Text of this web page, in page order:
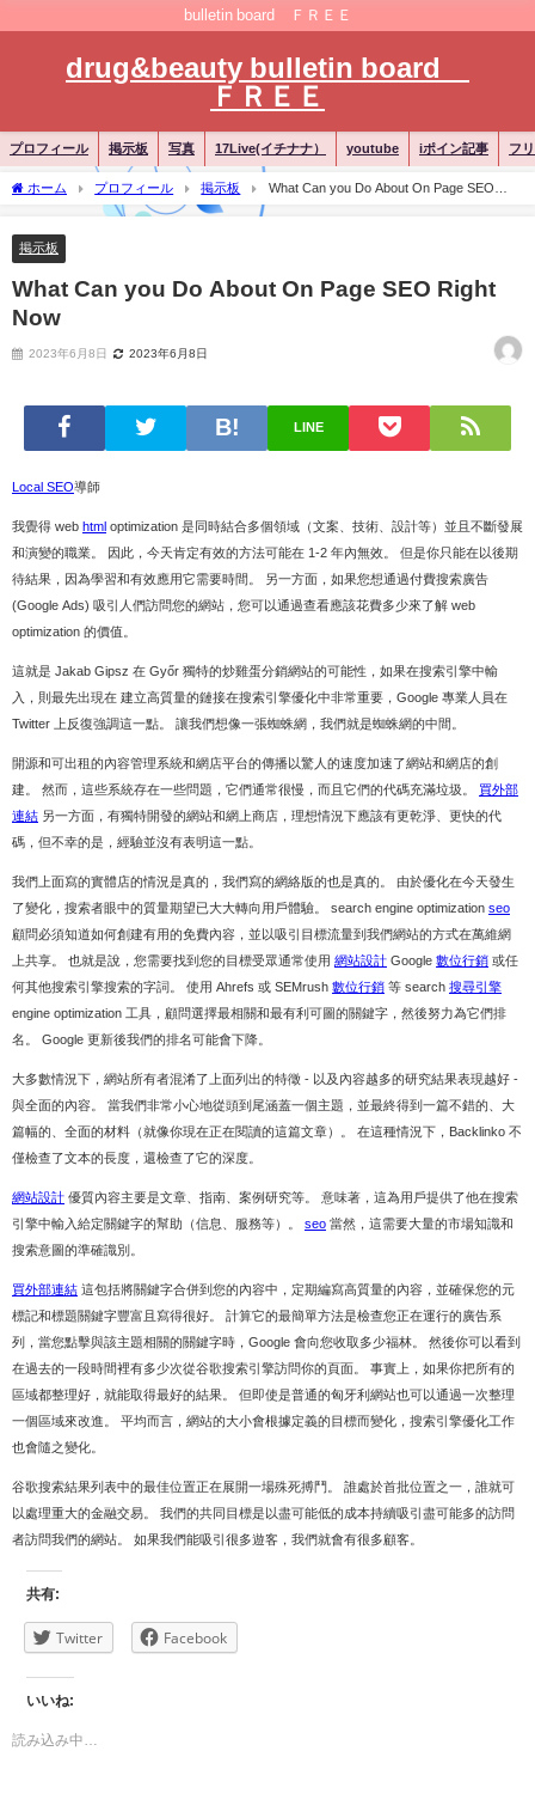
bulletin board ＦＲＥＥ
drug&beauty bulletin board
ＦＲＥＥ
プロフィール 掲示板 写真 17Live(イチナナ） youtube iポイン記事 フ
ホーム プロフィール 掲示板
What Can you Do About On Page SEO
掲示板
What Can you Do About On Page SEO Right
Now
2023年6月8日 2023年6月8日
LINE
Local SEO導師
我覺得 web html optimization 是同時結合多個領域（文案、技術、設計等）並且不斷發展
和演變的職業。 因此，今天肯定有效的方法可能在 1-2 年內無效。 但是你只能在以後期
待結果，因為學習和有效應用它需要時間。 另一方面，如果您想通過付費搜索廣告
(Google Ads) 吸引人們訪問您的網站，您可以通過查看應該花費多少來了解 web
optimization 的價值。
這就是 Jakab Gipsz 在 Győr 獨特的炒雞蛋分銷網站的可能性，如果在搜索引擎中輸
入，則最先出現在 建立高質量的鏈接在搜索引擎優化中非常重要，Google 專業人員在
Twitter 上反復強調這一點。 讓我們想像一張蜘蛛網，我們就是蜘蛛網的中間。
開源和可出租的內容管理系統和網店平台的傳播以驚人的速度加速了網站和網店的創
建。 然而，這些系統存在一些問題，它們通常很慢，而且它們的代碼充滿垃圾。 買外部
連結 另一方面，有獨特開發的網站和網上商店，理想情況下應該有更乾淨、更快的代
碼，但不幸的是，經驗並沒有表明這一點。
我們上面寫的實體店的情況是真的，我們寫的網絡版的也是真的。 由於優化在今天發生
了變化，搜索者眼中的質量期望已大大轉向用戶體驗。 search engine optimization seo
顧問必須知道如何創建有用的免費內容，並以吸引目標流量到我們網站的方式在萬維網
上共享。 也就是說，您需要找到您的目標受眾通常使用 網站設計 Google 數位行銷 或任
何其他搜索引擎搜索的字詞。 使用 Ahrefs 或 SEMrush 數位行銷 等 search 搜尋引擎
engine optimization 工具，顧問選擇最相關和最有利可圖的關鍵字，然後努力為它們排
名。 Google 更新後我們的排名可能會下降。
大多數情況下，網站所有者混淆了上面列出的特徵 - 以及內容越多的研究結果表現越好 -
與全面的內容。 當我們非常小心地從頭到尾涵蓋一個主題，並最終得到一篇不錯的、大
篇幅的、全面的材料（就像你現在正在閱讀的這篇文章）。 在這種情況下，Backlinko 不
僅檢查了文本的長度，還檢查了它的深度。
網站設計 優質內容主要是文章、指南、案例研究等。 意味著，這為用戶提供了他在搜索
引擎中輸入給定關鍵字的幫助（信息、服務等）。 seo 當然，這需要大量的市場知識和
搜索意圖的準確識別。
買外部連結 這包括將關鍵字合併到您的內容中，定期編寫高質量的內容，並確保您的元
標記和標題關鍵字豐富且寫得很好。 計算它的最簡單方法是檢查您正在運行的廣告系
列，當您點擊與該主題相關的關鍵字時，Google 會向您收取多少福林。 然後你可以看到
在過去的一段時間裡有多少次從谷歌搜索引擎訪問你的頁面。 事實上，如果你把所有的
區域都整理好，就能取得最好的結果。 但即使是普通的匈牙利網站也可以通過一次整理
一個區域來改進。 平均而言，網站的大小會根據定義的目標而變化，搜索引擎優化工作
也會隨之變化。
谷歌搜索結果列表中的最佳位置正在展開一場殊死搏鬥。 誰處於首批位置之一，誰就可
以處理重大的金融交易。 我們的共同目標是以盡可能低的成本持續吸引盡可能多的訪問
者訪問我們的網站。 如果我們能吸引很多遊客，我們就會有很多顧客。
共有:
Twitter Facebook
いいね:
読み込み中…